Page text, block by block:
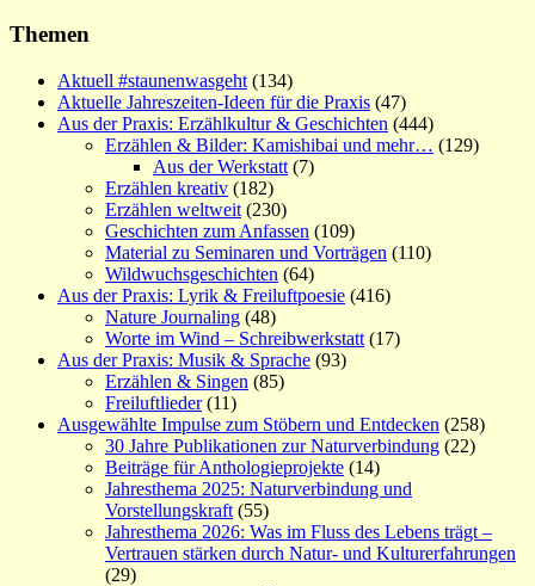
Themen
Aktuell #staunenwasgeht (134)
Aktuelle Jahreszeiten-Ideen für die Praxis (47)
Aus der Praxis: Erzählkultur & Geschichten (444)
Erzählen & Bilder: Kamishibai und mehr… (129)
Aus der Werkstatt (7)
Erzählen kreativ (182)
Erzählen weltweit (230)
Geschichten zum Anfassen (109)
Material zu Seminaren und Vorträgen (110)
Wildwuchsgeschichten (64)
Aus der Praxis: Lyrik & Freiluftpoesie (416)
Nature Journaling (48)
Worte im Wind – Schreibwerkstatt (17)
Aus der Praxis: Musik & Sprache (93)
Erzählen & Singen (85)
Freiluftlieder(11)
Ausgewählte Impulse zum Stöbern und Entdecken (258)
30 Jahre Publikationen zur Naturverbindung (22)
Beiträge für Anthologieprojekte (14)
Jahresthema 2025: Naturverbindung und
Vorstellungskraft (55)
Jahresthema 2026: Was im Fluss des Lebens trägt –
Vertrauen stärken durch Natur- und Kulturerfahrungen
(29)